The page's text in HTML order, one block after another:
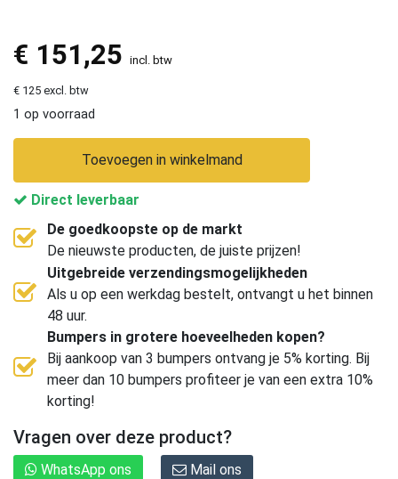
€ 151,25 incl. btw
€ 125 excl. btw
1 op voorraad
Toevoegen in winkelmand
Direct leverbaar
De goedkoopste op de markt
De nieuwste producten, de juiste prijzen!
Uitgebreide verzendingsmogelijkheden
Als u op een werkdag bestelt, ontvangt u het binnen
48 uur.
Bumpers in grotere hoeveelheden kopen?
Bij aankoop van 3 bumpers ontvang je 5% korting. Bij
meer dan 10 bumpers profiteer je van een extra 10%
korting!
Vragen over deze product?
WhatsApp ons Mail ons